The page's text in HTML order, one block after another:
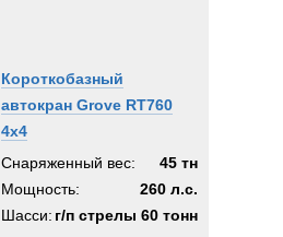
MAN
Manitou
Короткобазный
автокран Grove RT760
4х4
Снаряженный вес:
45 тн
Мощность:
260 л.с.
Шасси: г/п стрелы 60 тонн